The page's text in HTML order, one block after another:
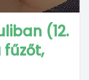
(12.
fűzőt,